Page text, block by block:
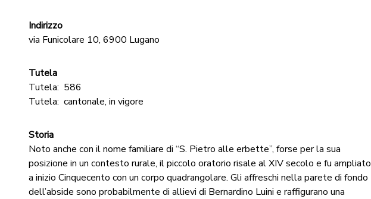
Indirizzo
via Funicolare 10, 6900 Lugano
Tutela
Tutela: 586
Tutela: cantonale, in vigore
Storia
Noto anche con il nome familiare di “S. Pietro alle erbette”, forse per la sua
posizione in un contesto rurale, il piccolo oratorio risale al XIV secolo e fu ampliato
a inizio Cinquecento con un corpo quadrangolare. Gli affreschi nella parete di fondo
dell’abside sono probabilmente di allievi di Bernardino Luini e raffigurano una